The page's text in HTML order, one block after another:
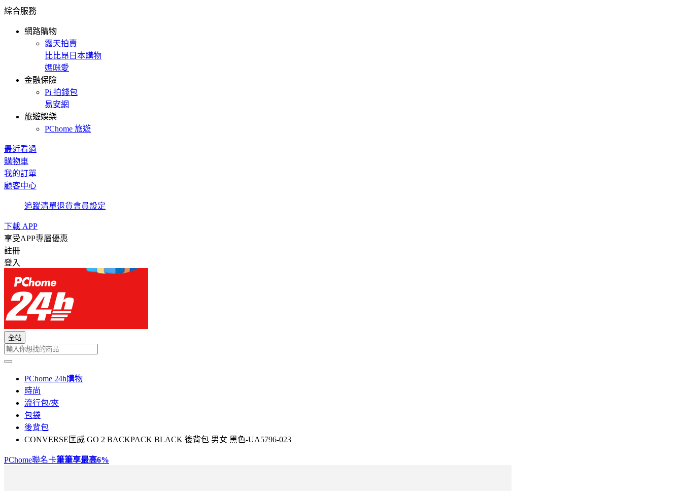
綜合服務
網路購物
露天拍賣
比比昂日本購物
媽咪愛
金融保險
Pi 拍錢包
易安網
旅遊娛樂
PChome 旅遊
最近看過
購物車
我的訂單
顧客中心
追蹤清單退貨會員設定
下載 APP
享受APP專屬優惠
註冊
登入
全站
PChome 24h購物
時尚
流行包/夾
包袋
後背包
CONVERSE匡威 GO 2 BACKPACK BLACK 後背包 男女 黑色-UA5796-023
PChome聯名卡筆筆享最高6%